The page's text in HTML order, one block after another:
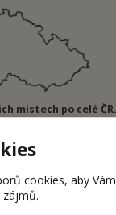
místech po celé ČR.
cookies, aby
zájmů.